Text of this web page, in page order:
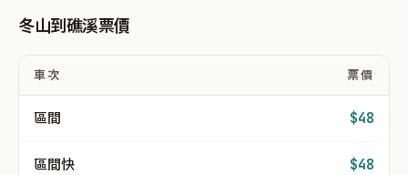
冬山到礁溪票價
車次 票價
區間 $48
區間快 $48